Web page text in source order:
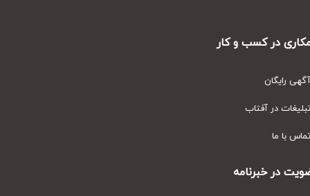
در کسب و کار
رایگان
در آفتاب
با ما
در خبرنامه